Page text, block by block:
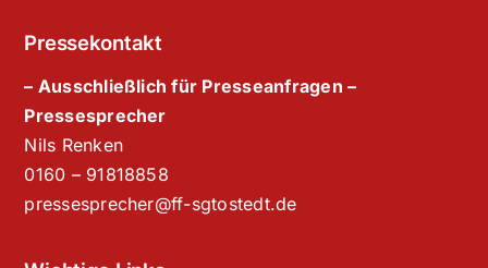
Pressekontakt
– Ausschließlich für Presseanfragen –
Pressesprecher
Nils Renken
‭0160 – 91818858‬
pressesprecher@ff-sgtostedt.de